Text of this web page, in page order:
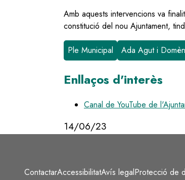
Amb aquests intervencions va
constitució del nou Ajuntament,
Ple Municipal Ada Agut i
Enllaços d'interès
Canal de YouTube de
14/06/23
ContactarAccessibilitatAvís legalProtecció de